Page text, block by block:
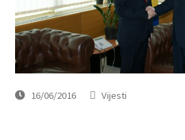
16/06/2016 Vijesti